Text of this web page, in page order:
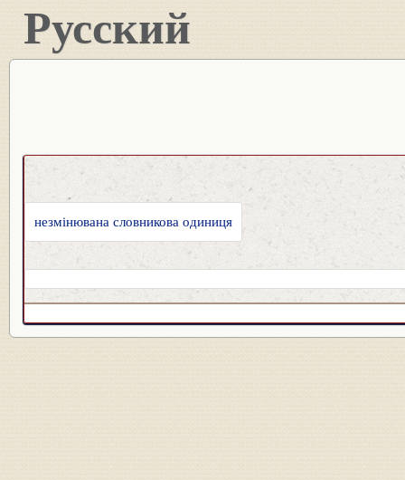
Русский
незмінювана словникова одиниця